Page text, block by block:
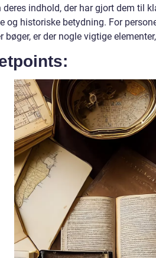
deres indhold, der har gjort dem til
og historiske betydning. For
bøger, er der nogle vigtige